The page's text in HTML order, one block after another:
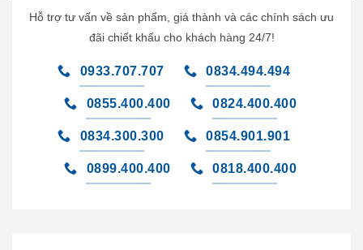
Hỗ trợ tư vấn về sản phẩm, giá thành và các chính sách ưu
đãi chiết khấu cho khách hàng 24/7!
0933.707.707 0834.494.494
0855.400.400 0824.400.400
0834.300.300 0854.901.901
0899.400.400 0818.400.400